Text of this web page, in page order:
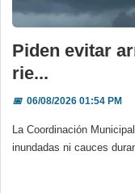
Piden evitar
rie...
📅06/08/2026 01:54 PM
La Coordinación
inundadas ni cauces